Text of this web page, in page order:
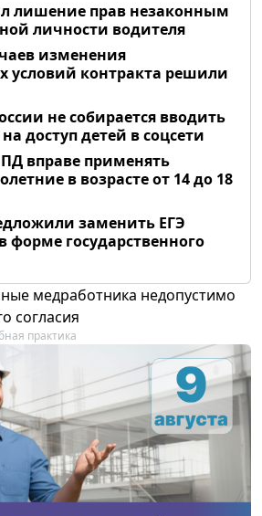
лишение прав незаконным
личности водителя
изменения
условий контракта решили
не собирается вводить
доступ детей в соцсети
вправе применять
в возрасте от 14 до 18
заменить ЕГЭ
форме государственного
медработника недопустимо
согласия
практика